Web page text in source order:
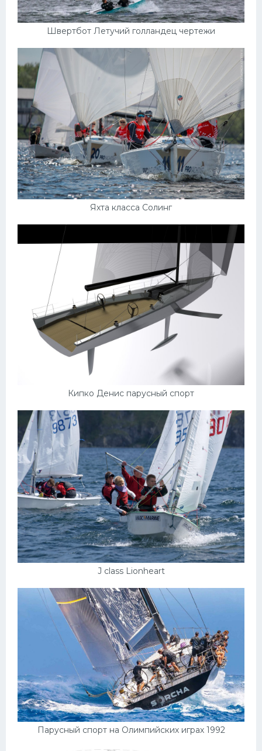
Швертбот Летучий голландец чертежи
Яхта класса Солинг
Кипко Денис парусный спорт
J class Lionheart
Парусный спорт на Олимпийских играх 1992